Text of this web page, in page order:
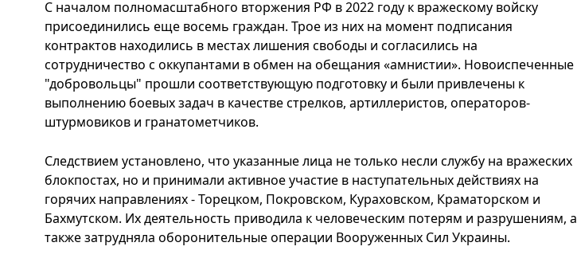
С началом полномасштабного вторжения РФ в 2022 году к вражескому войску
присоединились еще восемь граждан. Трое из них на момент подписания
контрактов находились в местах лишения свободы и согласились на
сотрудничество с оккупантами в обмен на обещания «амнистии». Новоиспеченные
"добровольцы" прошли соответствующую подготовку и были привлечены к
выполнению боевых задач в качестве стрелков, артиллеристов, операторов-
штурмовиков и гранатометчиков.
Следствием установлено, что указанные лица не только несли службу на вражеских
блокпостах, но и принимали активное участие в наступательных действиях на
горячих направлениях - Торецком, Покровском, Кураховском, Краматорском и
Бахмутском. Их деятельность приводила к человеческим потерям и разрушениям, а
также затрудняла оборонительные операции Вооруженных Сил Украины.